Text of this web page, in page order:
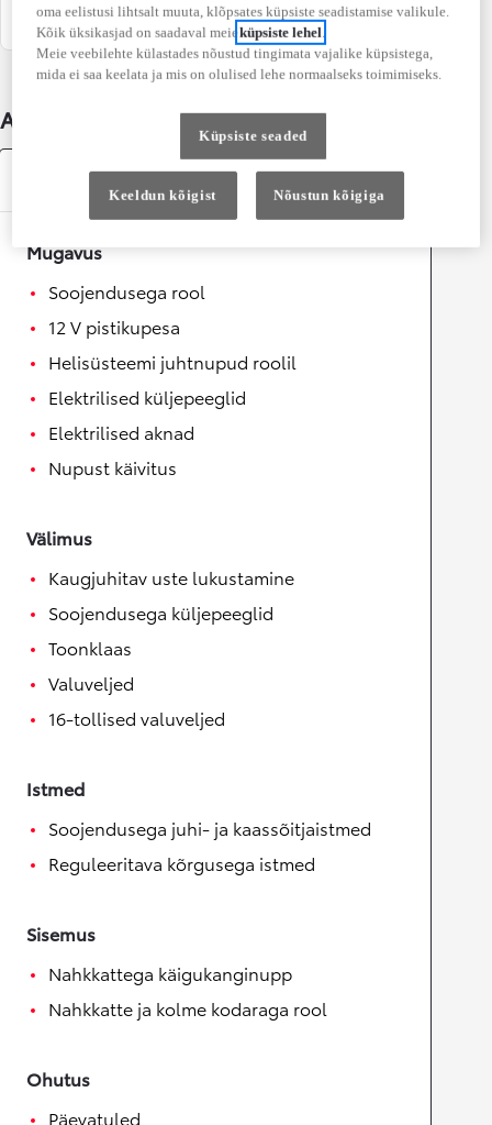
4,0 l / 100 km
Ei
Auto üksikasjad
Varustus
Mugavus
Soojendusega rool
12 V pistikupesa
Helisüsteemi juhtnupud roolil
Elektrilised küljepeeglid
Elektrilised aknad
Nupust käivitus
Välimus
Kaugjuhitav uste lukustamine
Soojendusega küljepeeglid
Toonklaas
Valuveljed
16-tollised valuveljed
Istmed
Soojendusega juhi- ja kaassõitjaistmed
Reguleeritava kõrgusega istmed
Sisemus
Nahkkattega käigukanginupp
Nahkkatte ja kolme kodaraga rool
Ohutus
Päevatuled
oma eelistusi lihtsalt muuta, klõpsates küpsiste seadistamise valikule.
Kõik üksikasjad on saadaval meieküpsiste lehel
Meie veebilehte külastades nõustud tingimata vajalike küpsistega,
mida ei saa keelata ja mis on olulised lehe normaalseks toimimiseks.
Küpsiste seaded
Keeldun kõigist Nõustun kõigiga